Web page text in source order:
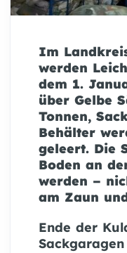
Im
werden
dem 1.
über Gelbe
Tonnen,
Behälter
geleert. Die
Boden an
werden –
am Zaun
Ende der
Sackgaragen